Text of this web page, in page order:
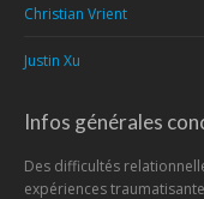
Christian Vrient
Justin Xu
Infos générales
Des difficultés
expériences